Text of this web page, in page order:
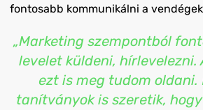
fontosabb kommunikálni a
„Marketing szempontból
levelet küldeni, hírlevelezni.
ezt is meg tudom oldani.
tanítványok is szeretik,